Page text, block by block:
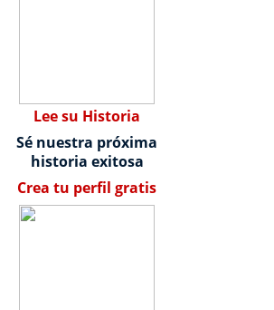
Lee su Historia
Sé nuestra próxima
historia exitosa
Crea tu perfil gratis